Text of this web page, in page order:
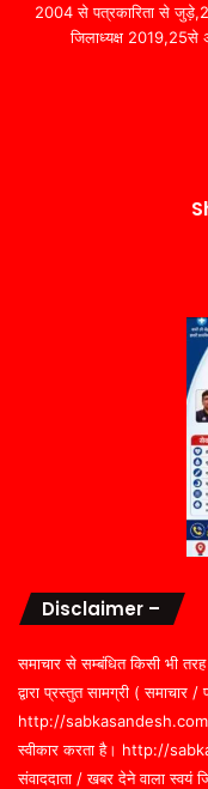
2004 से पत्रकारिता से
जिलाध्यक्ष
Disclaimer –
समाचार से सम्बंधित किसी भी
द्वारा प्रस्तुत सामग्री ( समाचार
http://sabkasandesh.com
स्वीकार करता है। http://
संवाददाता / खबर देने वाला